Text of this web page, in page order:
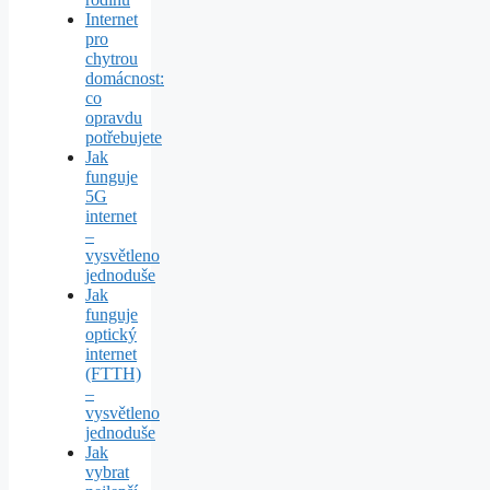
Internet
pro
chytrou
domácnost:
co
opravdu
potřebujete
Jak
funguje
5G
internet
–
vysvětleno
jednoduše
Jak
funguje
optický
internet
(FTTH)
–
vysvětleno
jednoduše
Jak
vybrat